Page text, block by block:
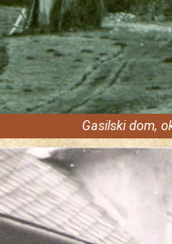
Gasilski dom,